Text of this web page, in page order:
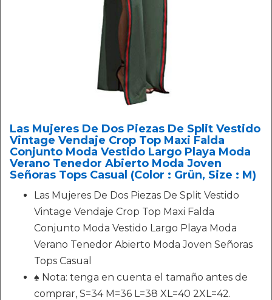
Las Mujeres De Dos Piezas De Split Vestido
Vintage Vendaje Crop Top Maxi Falda
Conjunto Moda Vestido Largo Playa Moda
Verano Tenedor Abierto Moda Joven
Señoras Tops Casual (Color : Grün, Size : M)
Las Mujeres De Dos Piezas De Split Vestido
Vintage Vendaje Crop Top Maxi Falda
Conjunto Moda Vestido Largo Playa Moda
Verano Tenedor Abierto Moda Joven Señoras
Tops Casual
♠ Nota: tenga en cuenta el tamaño antes de
comprar, S=34 M=36 L=38 XL=40 2XL=42.